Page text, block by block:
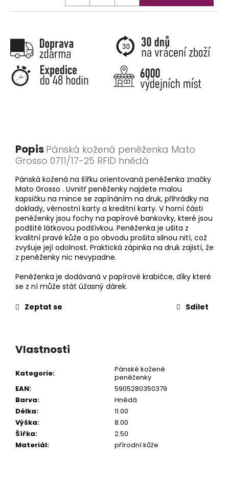
Popis Pánská kožená peněženka Mato
Grosso 0711/17-25 RFID hnědá
Pánská kožená na šířku orientovaná peněženka značky
Mato Grosso . Uvnitř peněženky najdete malou
kapsičku na mince se zapínáním na druk, přihrádky na
doklady, věrnostní karty a kreditní karty. V horní části
peněženky jsou fochy na papírové bankovky, které jsou
podšité látkovou podšívkou. Peněženka je ušita z
kvalitní pravé kůže a po obvodu prošita silnou nití, což
zvyšuje její odolnost. Praktická zápinka na druk zajistí, že
z peněženky nic nevypadne.
Peněženka je dodávaná v papírové krabičce, díky které
se z ní může stát úžasný dárek.
Zeptat se
Sdílet
Vlastnosti
Kategorie:
Pánské kožené
peněženky
EAN:
5905280350379
Barva:
Hnědá
Délka:
11.00
Výška:
8.00
Šířka:
2.50
Materiál: přírodní kůže